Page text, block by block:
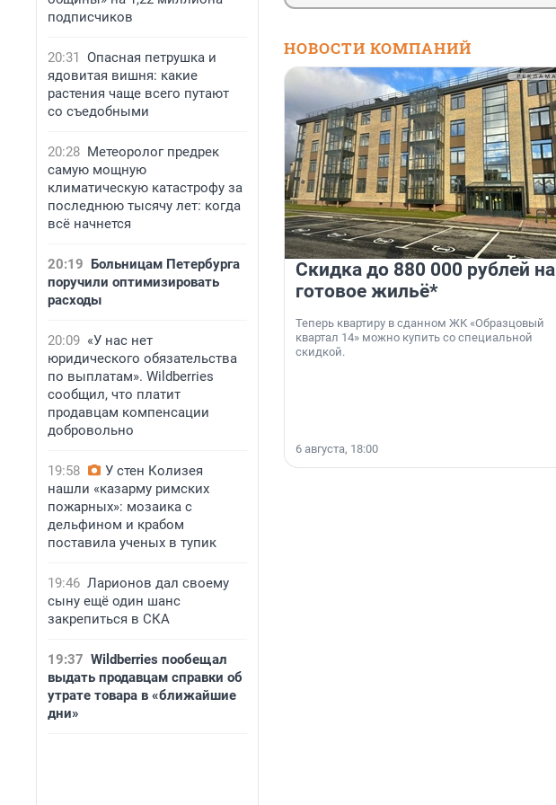
подписчиков
20:31 Опасная петрушка и
ядовитая вишня: какие
растения чаще всего путают
со съедобными
20:28 Метеоролог предрек
самую мощную
климатическую катастрофу за
последнюю тысячу лет: когда
всё начнется
20:19 Больницам Петербурга
поручили оптимизировать
расходы
20:09 «У нас нет
юридического обязательства
по выплатам». Wildberries
сообщил, что платит
продавцам компенсации
добровольно
19:58
У стен Колизея
нашли «казарму римских
пожарных»: мозаика с
дельфином и крабом
поставила ученых в тупик
19:46 Ларионов дал своему
сыну ещё один шанс
закрепиться в СКА
19:37 Wildberries пообещал
выдать продавцам справки об
утрате товара в «ближайшие
дни»
НОВОСТИ КОМПАНИЙ
Скидка до 880 000 рублей на
готовое жильё*
Теперь квартиру в сданном ЖК «Образцовый
квартал 14» можно купить со специальной
скидкой.
6 августа, 18:00